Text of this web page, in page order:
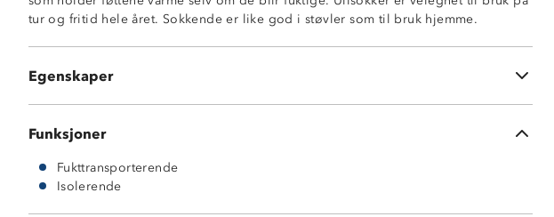
tur og fritid hele året. Sokkende er like god i støvler som til bruk hjemme.
Egenskaper
Isolerende
Frotte på innsiden
Funksjoner
Fukttransporterende
Isolerende